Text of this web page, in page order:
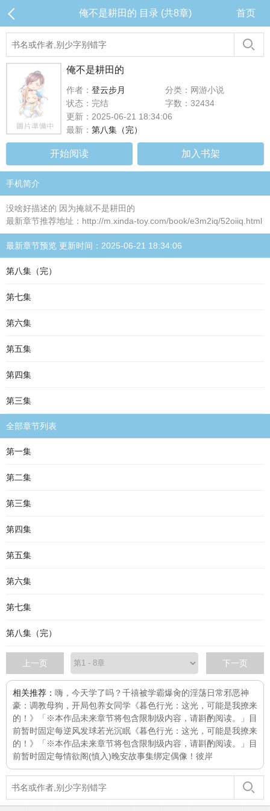
俺不是耕田的 目录 (共8章) 首页
俺不是耕田的
作者： 登云步月
分类：网游小说
状态：完结
字数：32434
更新：2025-06-21 18:34:06
最新： 第八集（完）
开始阅读 加入书架
手机简介
没啥好描述的 因为掩就不是耕田的
最新章节推荐地址：http://m.xinda-toy.com/book/e3m2iq/52oiiq.html
最新章节预览 更新时间：2025-06-21 18:34:06
第八集（完）
第七集
第六集
第五集
第四集
第三集
全部章节列表
第一集
第二集
第三集
第四集
第五集
第六集
第七集
第八集（完）
上一页 下一页
相关推荐： 嗨，今天学了吗？千禧被学霸爆肏的淫荡日常邪恶神
豪：调教母狗，开局包养女同学 《暮色行光：这光，可能是我撩来
的！》「※本作品未来章节将包含限制级内容，请斟酌阅读。」目
前暂时固定每逆风发球若光沉眠 《暮色行光：这光，可能是我撩来
的！》「※本作品未来章节将包含限制级内容，请斟酌阅读。」目
前暂时固定每情欲阁(慎入)晚安故事集绑定偶像！ 彼岸